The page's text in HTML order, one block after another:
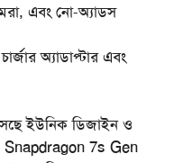
এবং নো-অ্যাডস
অ্যাডাপ্টার এবং
ইউনিক ডিজাইন ও
Snapdragon 7s Gen